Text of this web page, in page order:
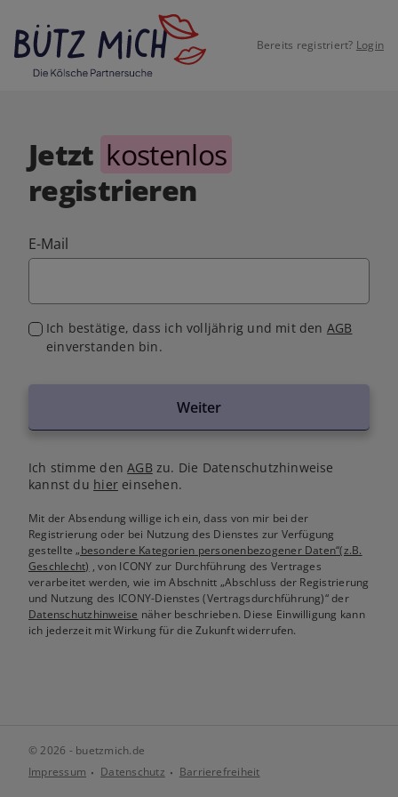
Bereits registriert? Login
Jetzt kostenlos
registrieren
E-Mail
Ich bestätige, dass ich volljährig und mit den AGB
einverstanden bin.
Weiter
Ich stimme denAGB zu. Die Datenschutzhinweise
kannst du hiereinsehen.
Mit der Absendung willige ich ein, dass von mir bei der
Registrierung oder bei Nutzung des Dienstes zur Verfügung
gestellte„besondere Kategorien personenbezogener Daten“(z.B.
Geschlecht) , von ICONY zur Durchführung des Vertrages
verarbeitet werden, wie im Abschnitt „Abschluss der Registrierung
und Nutzung des ICONY-Dienstes (Vertragsdurchführung)“ der
Datenschutzhinweise näher beschrieben. Diese Einwilligung kann
ich jederzeit mit Wirkung für die Zukunft widerrufen.
© 2026 - buetzmich.de
Impressum
Datenschutz Barrierefreiheit